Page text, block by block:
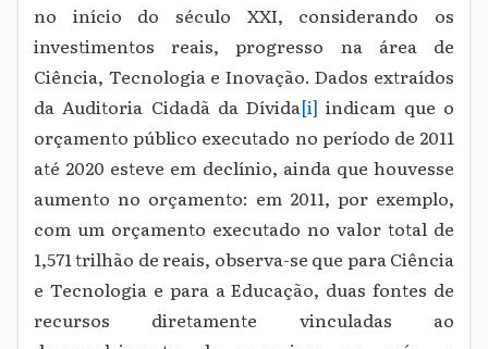
no início do século XXI, considerando os
investimentos reais, progresso na área de
Ciência, Tecnologia e Inovação. Dados extraídos
da Auditoria Cidadã da Dívida[i] indicam que o
orçamento público executado no período de 2011
até 2020 esteve em declínio, ainda que houvesse
aumento no orçamento: em 2011, por exemplo,
com um orçamento executado no valor total de
1,571 trilhão de reais, observa-se que para Ciência
e Tecnologia e para a Educação, duas fontes de
recursos diretamente vinculadas ao